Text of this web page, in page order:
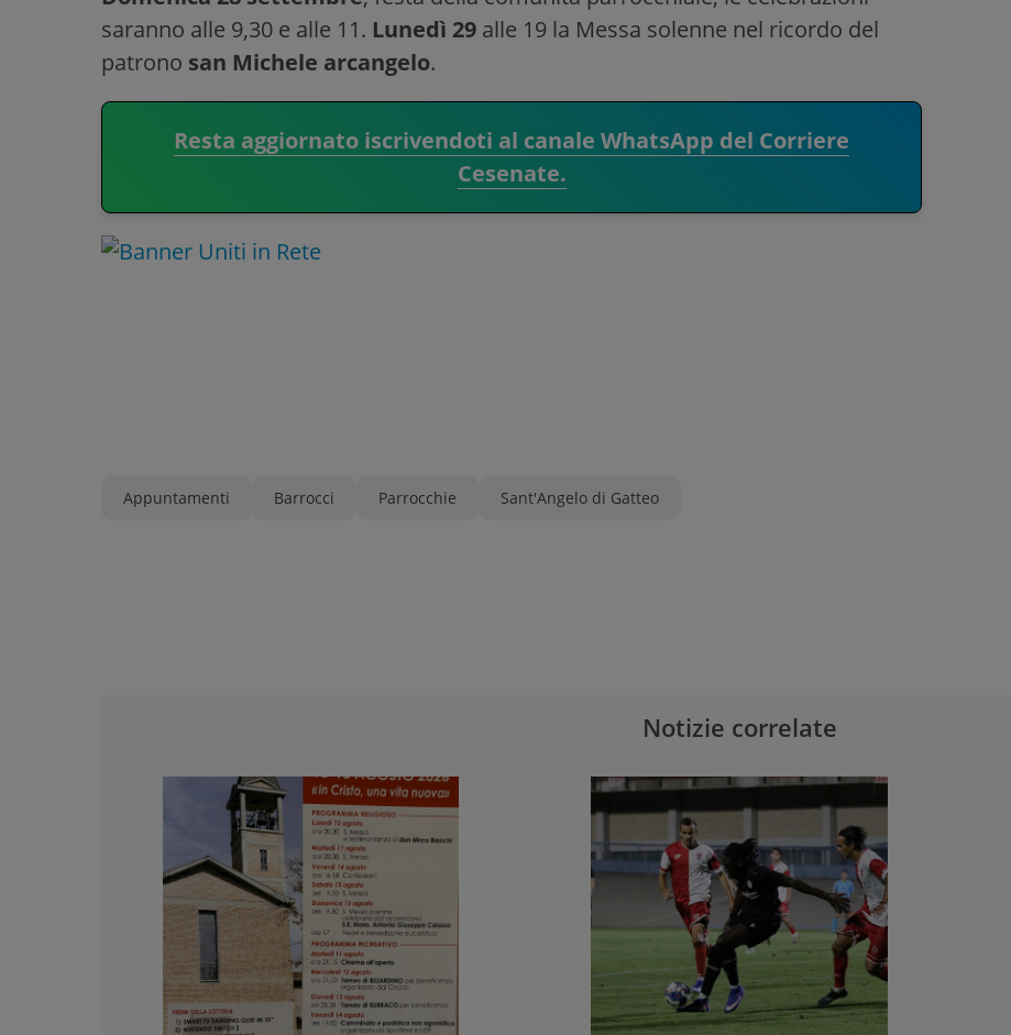
saranno alle 9,30 e alle 11. Lunedì 29 alle 19 la Messa solenne nel ricordo del
patrono san Michele arcangelo.
Resta aggiornato iscrivendoti al canale WhatsApp del Corriere
Cesenate.
Appuntamenti Barrocci Parrocchie Sant'Angelo di Gatteo
Notizie correlate